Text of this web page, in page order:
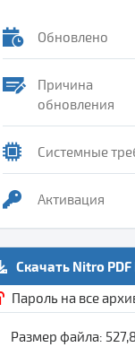
Обновлено
Причина
обновления
Системные
Активация
Скачать Nitro
Пароль на все
Размер файла: